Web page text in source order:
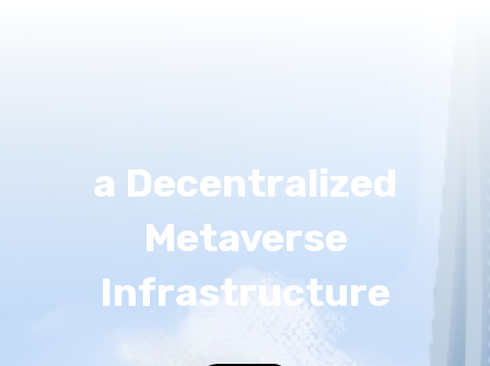
a Decentralized
Metaverse
Infrastructure